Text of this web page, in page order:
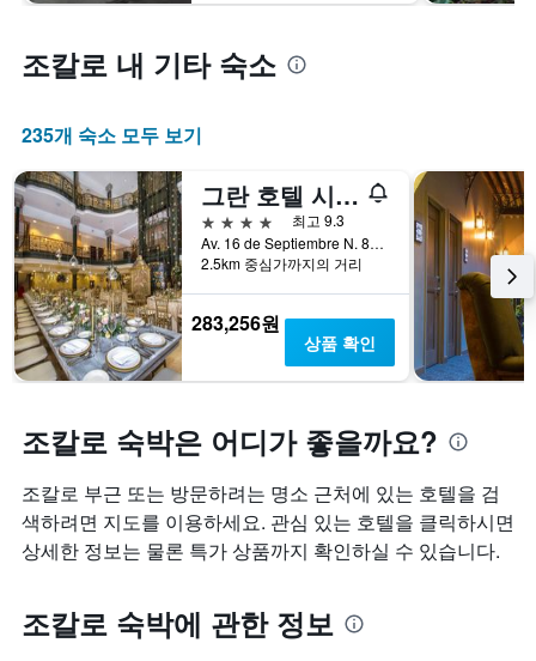
조칼로 내 기타 숙소
235개 숙소 모두 보기
그란 호텔 시우담 데 멕시코 조칼로 뷰
4성급
최고 9.3
Av. 16 de Septiembre N. 82, 멕시코시티, 디스트리토 페데랄, 멕시코
2.5km 중심가까지의 거리
283,256원
상품 확인
조칼로 숙박은 어디가 좋을까요?
조칼로 부근 또는 방문하려는 명소 근처에 있는 호텔을 검
색하려면 지도를 이용하세요. 관심 있는 호텔을 클릭하시면
상세한 정보는 물론 특가 상품까지 확인하실 수 있습니다.
조칼로 숙박에 관한 정보